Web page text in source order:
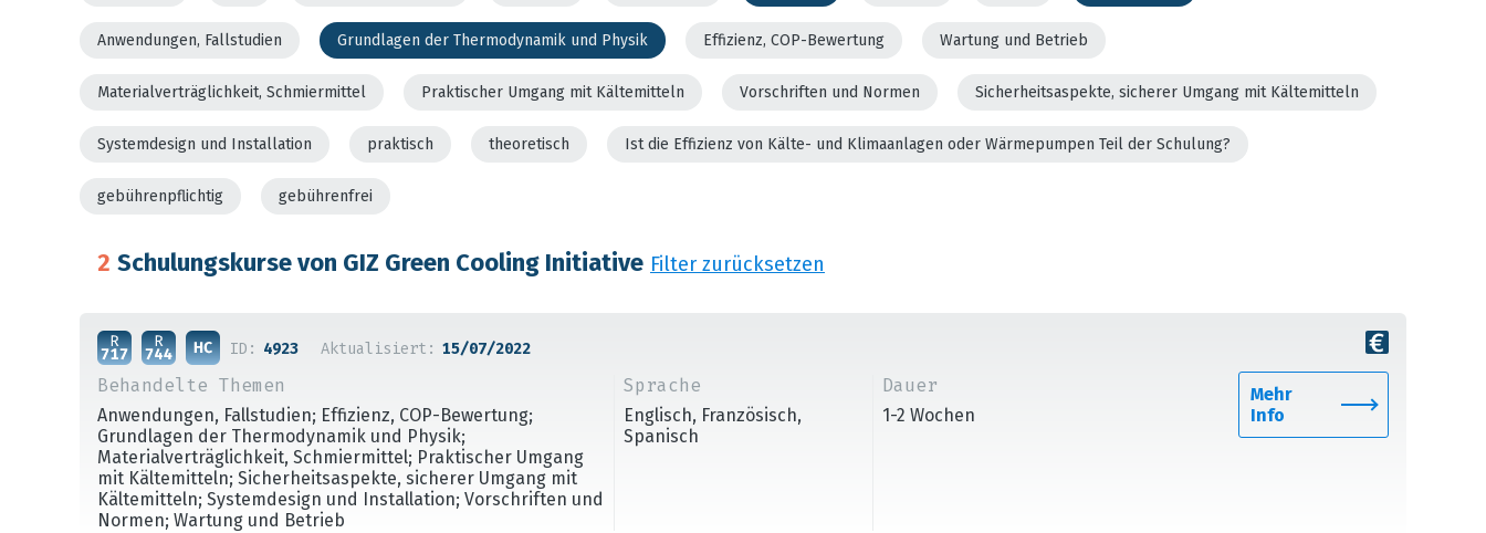
Anwendungen, Fallstudien Grundlagen der Thermodynamik und Physik Effizienz, COP-Bewertung Wartung und Betrieb
Materialverträglichkeit, Schmiermittel Praktischer Umgang mit Kältemitteln Vorschriften und Normen Sicherheitsaspekte, sicherer Umgang mit Kältemitteln
Systemdesign und Installation praktisch theoretisch Ist die Effizienz von Kälte- und Klimaanlagen oder Wärmepumpen Teil der Schulung?
gebührenpflichtig gebührenfrei
2 Schulungskurse von GIZ Green Cooling Initiative Filter zurücksetzen
ID: 4923 Aktualisiert: 15/07/2022
Behandelte Themen
Anwendungen, Fallstudien; Effizienz, COP-Bewertung;
Grundlagen der Thermodynamik und Physik;
Materialverträglichkeit, Schmiermittel; Praktischer Umgang
mit Kältemitteln; Sicherheitsaspekte, sicherer Umgang mit
Kältemitteln; Systemdesign und Installation; Vorschriften und
Normen; Wartung und Betrieb
Sprache
Englisch, Französisch,
Spanisch
Dauer
1-2 Wochen
Mehr
Info